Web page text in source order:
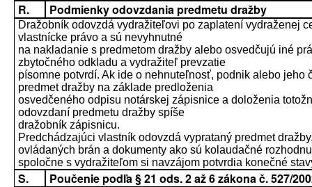
R. Podmienky odovzdania predmetu dražby
Dražobník odovzdá vydražiteľovi po zaplatení vydraženej
vlastnícke právo a sú nevyhnutné
na nakladanie s predmetom dražby alebo osvedčujú iné
zbytočného odkladu a vydražiteľ prevzatie
písomne potvrdí. Ak ide o nehnuteľnosť, podnik alebo
predmet dražby na základe predloženia
osvedčeného odpisu notárskej zápisnice a doloženia
odovzdaní predmetu dražby spíše
dražobník zápisnicu.
Predchádzajúci vlastník odovzdá vyprataný predmet
ovládaných brán a dokumenty ako sú kolaudačné
spoločne s vydražiteľom si navzájom potvrdia konečné
S. Poučenie podľa § 21 ods. 2 až 6 zákona č. 527/